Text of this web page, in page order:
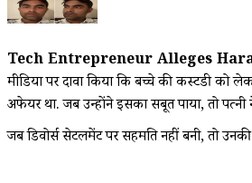
Tech Entrepreneur Alleges
मीडिया पर दावा किया कि बच्चे की कस्टडी
अफेयर था. जब उन्होंने इसका सबूत पाया, तो
जब डिवोर्स सेटलमेंट पर सहमति नहीं बनी, तो